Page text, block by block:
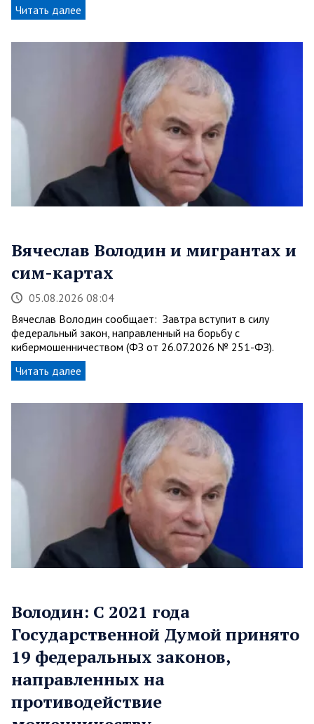
Читать далее
Вячеслав Володин и мигрантах и
сим-картах
05.08.2026 08:04
Вячеслав Володин сообщает: Завтра вступит в силу
федеральный закон, направленный на борьбу с
кибермошенничеством (ФЗ от 26.07.2026 № 251-ФЗ).
Читать далее
Володин: С 2021 года
Государственной Думой принято
19 федеральных законов,
направленных на
противодействие